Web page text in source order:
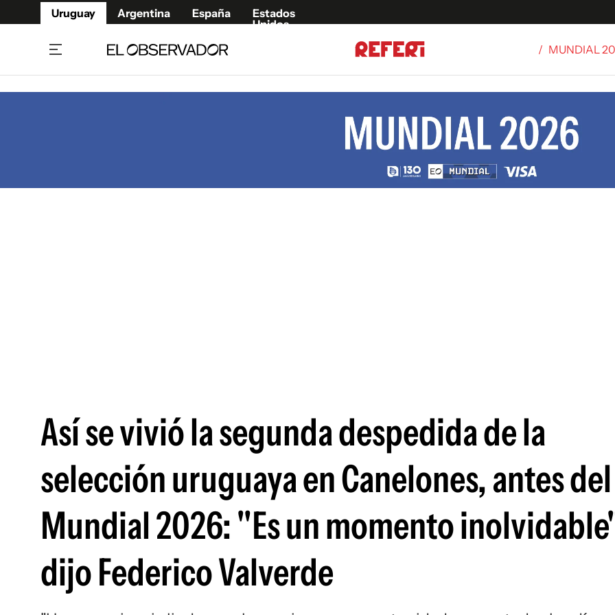
Uruguay Argentina España
Estados
Unidos
Fútbol internacional
Polideportivo
/ MUNDIAL
Así se vivió la segunda despedida de la
selección uruguaya en Canelones, antes del
Mundial 2026: "Es un momento
dijo Federico Valverde